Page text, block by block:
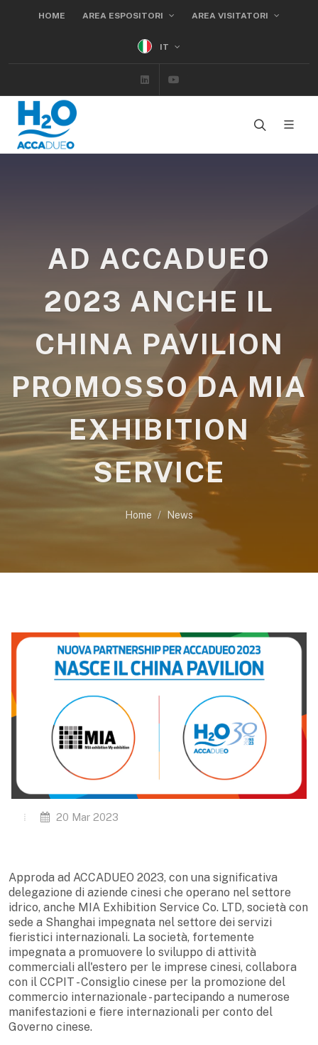
HOME AREA ESPOSITORI AREA VISITATORI
IT
Linkedin
AD ACCADUEO
2023 ANCHE IL
CHINA PAVILION
PROMOSSO DA MIA
EXHIBITION
SERVICE
Home News
20 Mar 2023
Approda ad ACCADUEO 2023, con una significativa
delegazione di aziende cinesi che operano nel settore
idrico, anche MIA Exhibition Service Co. LTD, società con
sede a Shanghai impegnata nel settore dei servizi
fieristici internazionali. La società, fortemente
impegnata a promuovere lo sviluppo di attività
commerciali all'estero per le imprese cinesi, collabora
con il CCPIT - Consiglio cinese per la promozione del
commercio internazionale - partecipando a numerose
manifestazioni e fiere internazionali per conto del
Governo cinese.